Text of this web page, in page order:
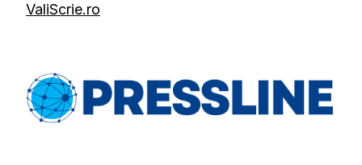
ValiScrie.ro